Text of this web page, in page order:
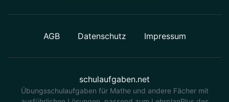
AGB Datenschutz Impressum
schulaufgaben.net
Übungsschulaufgaben für Mathe und andere Fächer mit